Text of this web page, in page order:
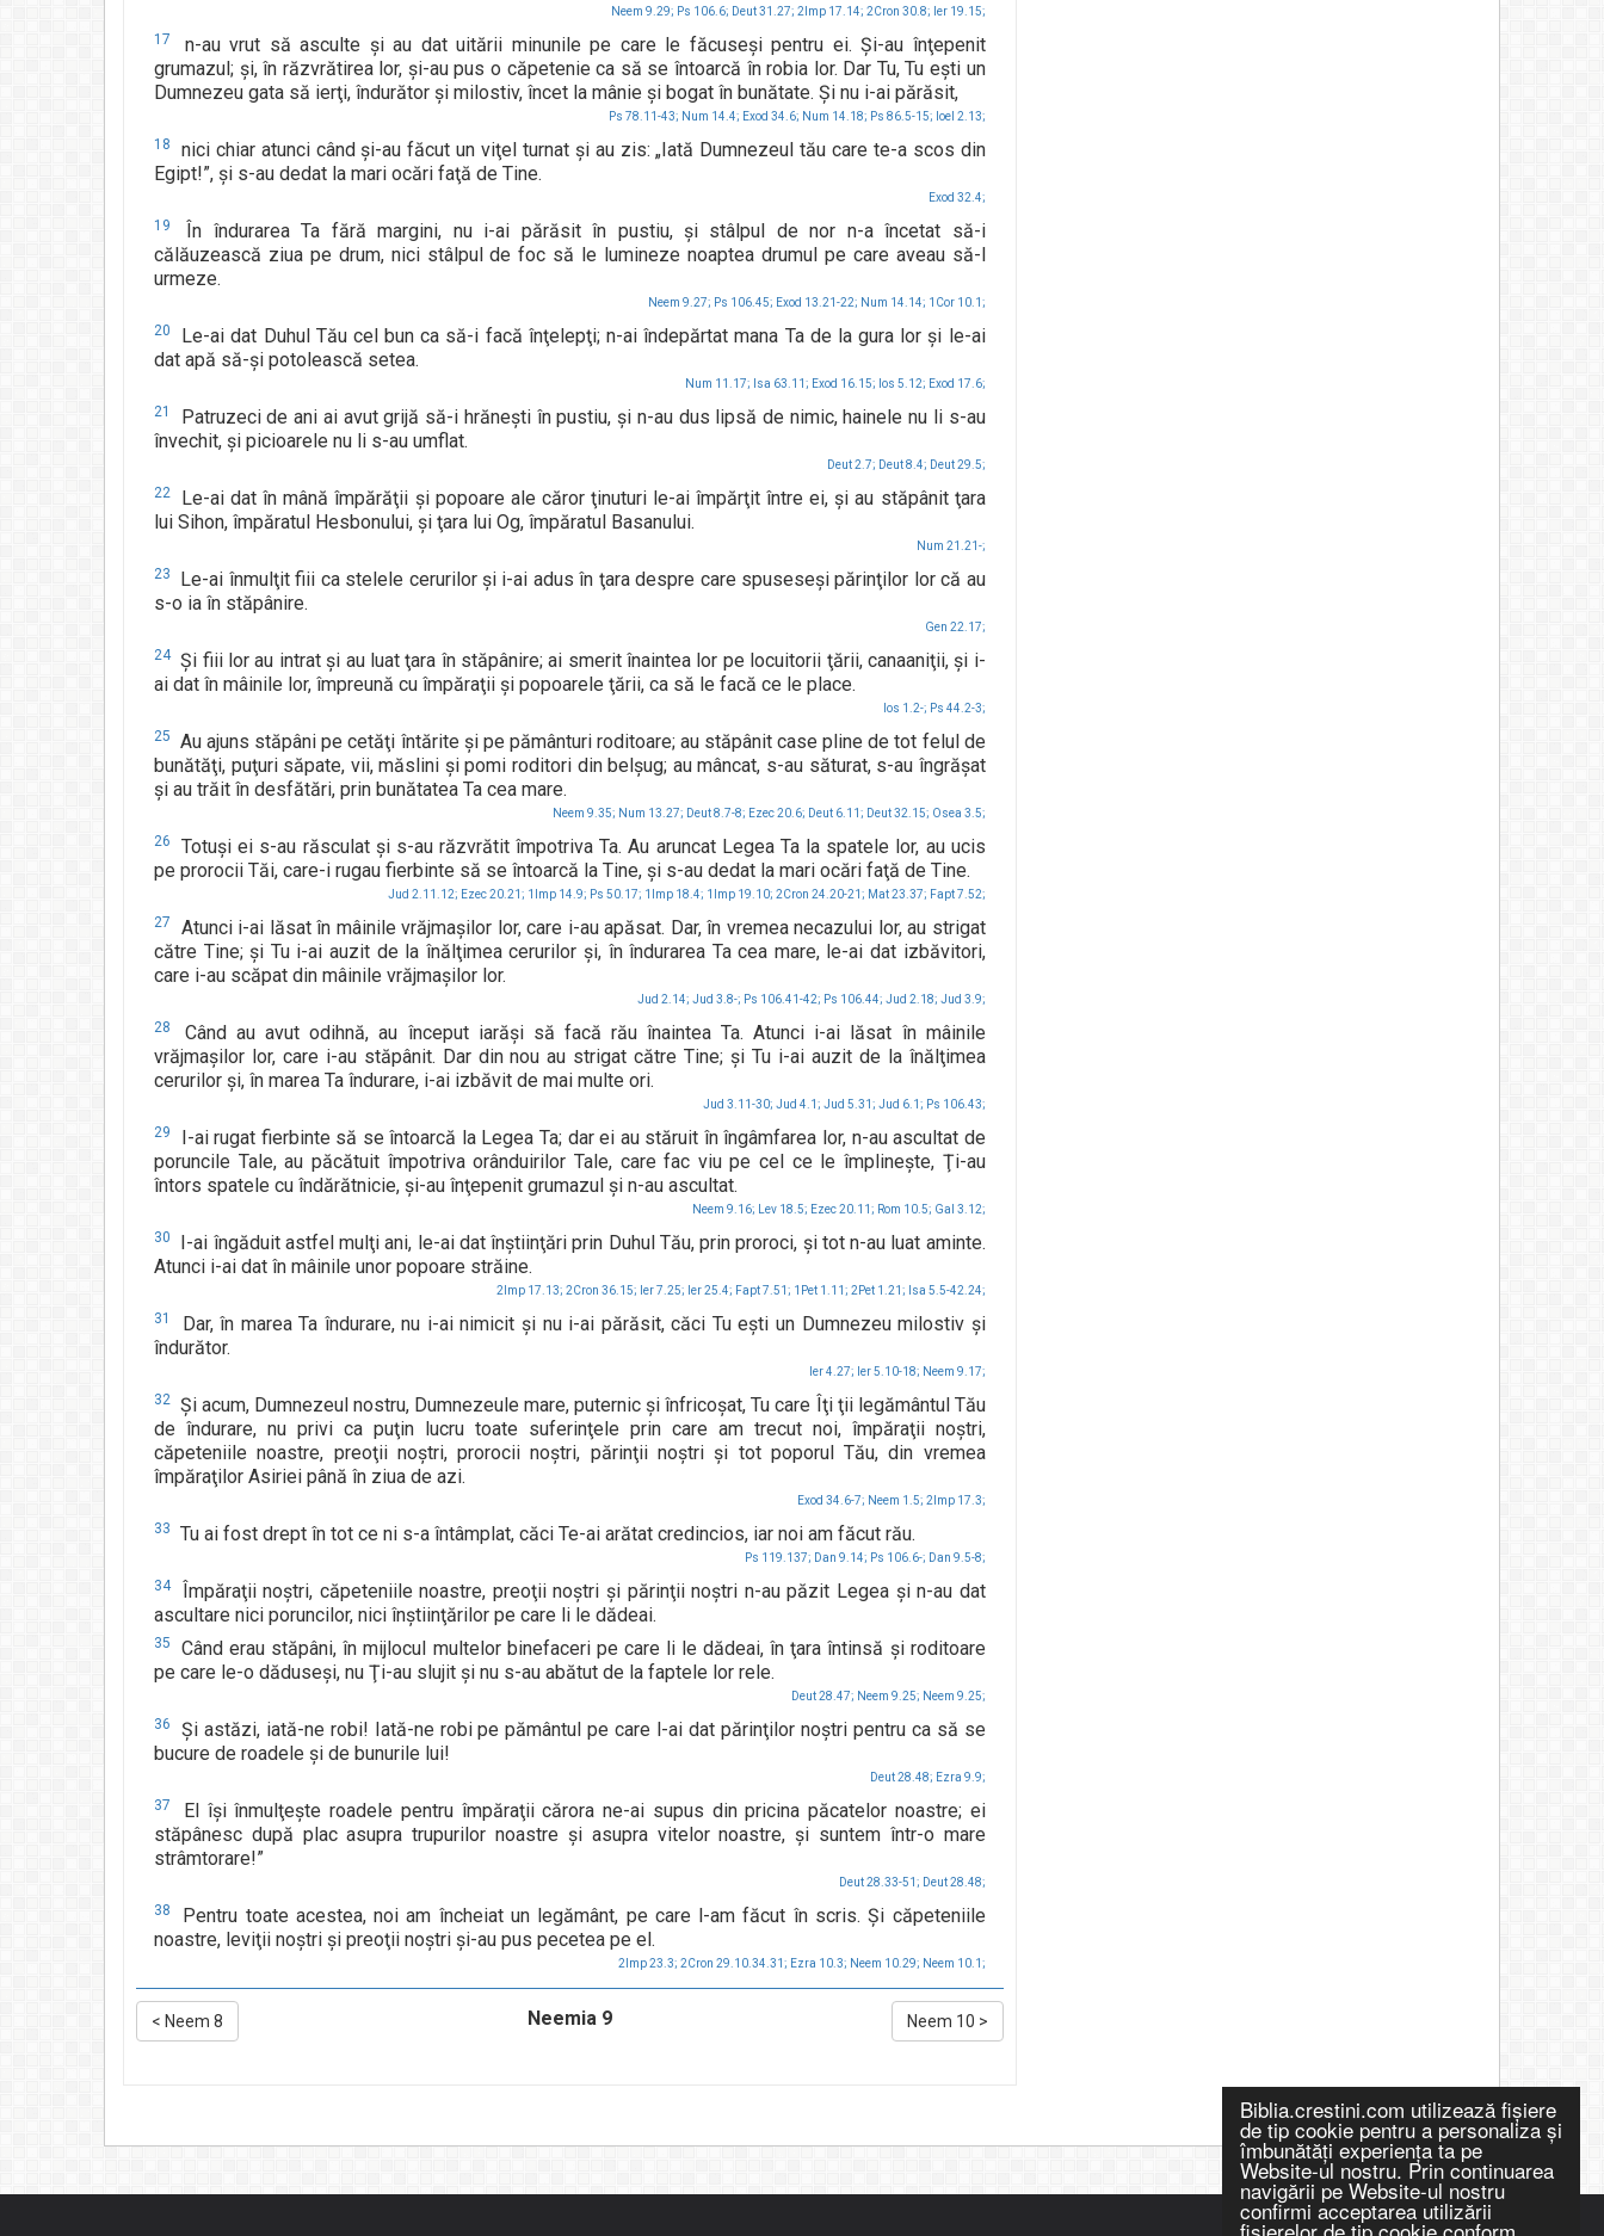
Biblia.crestini.com utilizează fişiere
de tip cookie pentru a personaliza și
îmbunătăți experiența ta pe
Website-ul nostru. Prin continuarea
navigării pe Website-ul nostru
confirmi acceptarea utilizării
Neem 9.29; Ps 106.6; Deut 31.27; 2Imp 17.14; 2Cron 30.8; Ier 19.15;
17
n-au vrut să asculte şi au dat uitării minunile pe care le făcuseşi pentru ei. Şi-au înţepenit
grumazul; şi, în răzvrătirea lor, şi-au pus o căpetenie ca să se întoarcă în robia lor. Dar Tu, Tu eşti un
Dumnezeu gata să ierţi, îndurător şi milostiv, încet la mânie şi bogat în bunătate. Şi nu i-ai părăsit,
Ps 78.11-43; Num 14.4; Exod 34.6; Num 14.18; Ps 86.5-15; Ioel 2.13;
18
nici chiar atunci când şi-au făcut un viţel turnat şi au zis: „Iată Dumnezeul tău care te-a scos din
Egipt!”, şi s-au dedat la mari ocări faţă de Tine.
Exod 32.4;
19
În îndurarea Ta fără margini, nu i-ai părăsit în pustiu, şi stâlpul de nor n-a încetat să-i
călăuzească ziua pe drum, nici stâlpul de foc să le lumineze noaptea drumul pe care aveau să-l
urmeze.
Neem 9.27; Ps 106.45; Exod 13.21-22; Num 14.14; 1Cor 10.1;
20
Le-ai dat Duhul Tău cel bun ca să-i facă înţelepţi; n-ai îndepărtat mana Ta de la gura lor şi le-ai
dat apă să-şi potolească setea.
Num 11.17; Isa 63.11; Exod 16.15; Ios 5.12; Exod 17.6;
21
Patruzeci de ani ai avut grijă să-i hrăneşti în pustiu, şi n-au dus lipsă de nimic, hainele nu li s-au
învechit, şi picioarele nu li s-au umflat.
Deut 2.7; Deut 8.4; Deut 29.5;
22
Le-ai dat în mână împărăţii şi popoare ale căror ţinuturi le-ai împărţit între ei, şi au stăpânit ţara
lui Sihon, împăratul Hesbonului, şi ţara lui Og, împăratul Basanului.
Num 21.21-;
23
Le-ai înmulţit fiii ca stelele cerurilor şi i-ai adus în ţara despre care spuseseşi părinţilor lor că au
s-o ia în stăpânire.
Gen 22.17;
24 Şi fiii lor au intrat şi au luat ţara în stăpânire; ai smerit înaintea lor pe locuitorii ţării, canaaniţii, şi i-
ai dat în mâinile lor, împreună cu împăraţii şi popoarele ţării, ca să le facă ce le place.
Ios 1.2-; Ps 44.2-3;
25
Au ajuns stăpâni pe cetăţi întărite şi pe pământuri roditoare; au stăpânit case pline de tot felul de
bunătăţi, puţuri săpate, vii, măslini şi pomi roditori din belşug; au mâncat, s-au săturat, s-au îngrăşat
şi au trăit în desfătări, prin bunătatea Ta cea mare.
Neem 9.35; Num 13.27; Deut 8.7-8; Ezec 20.6; Deut 6.11; Deut 32.15; Osea 3.5;
26
Totuşi ei s-au răsculat şi s-au răzvrătit împotriva Ta. Au aruncat Legea Ta la spatele lor, au ucis
pe prorocii Tăi, care-i rugau fierbinte să se întoarcă la Tine, şi s-au dedat la mari ocări faţă de Tine.
Jud 2.11.12; Ezec 20.21; 1Imp 14.9; Ps 50.17; 1Imp 18.4; 1Imp 19.10; 2Cron 24.20-21; Mat 23.37; Fapt 7.52;
27
Atunci i-ai lăsat în mâinile vrăjmaşilor lor, care i-au apăsat. Dar, în vremea necazului lor, au strigat
către Tine; şi Tu i-ai auzit de la înălţimea cerurilor şi, în îndurarea Ta cea mare, le-ai dat izbăvitori,
care i-au scăpat din mâinile vrăjmaşilor lor.
Jud 2.14; Jud 3.8-; Ps 106.41-42; Ps 106.44; Jud 2.18; Jud 3.9;
28
Când au avut odihnă, au început iarăşi să facă rău înaintea Ta. Atunci i-ai lăsat în mâinile
vrăjmaşilor lor, care i-au stăpânit. Dar din nou au strigat către Tine; şi Tu i-ai auzit de la înălţimea
cerurilor şi, în marea Ta îndurare, i-ai izbăvit de mai multe ori.
Jud 3.11-30; Jud 4.1; Jud 5.31; Jud 6.1; Ps 106.43;
29
I-ai rugat fierbinte să se întoarcă la Legea Ta; dar ei au stăruit în îngâmfarea lor, n-au ascultat de
poruncile Tale, au păcătuit împotriva orânduirilor Tale, care fac viu pe cel ce le împlineşte, Ţi-au
întors spatele cu îndărătnicie, şi-au înţepenit grumazul şi n-au ascultat.
Neem 9.16; Lev 18.5; Ezec 20.11; Rom 10.5; Gal 3.12;
30
I-ai îngăduit astfel mulţi ani, le-ai dat înştiinţări prin Duhul Tău, prin proroci, şi tot n-au luat aminte.
Atunci i-ai dat în mâinile unor popoare străine.
2Imp 17.13; 2Cron 36.15; Ier 7.25; Ier 25.4; Fapt 7.51; 1Pet 1.11; 2Pet 1.21; Isa 5.5-42.24;
31
Dar, în marea Ta îndurare, nu i-ai nimicit şi nu i-ai părăsit, căci Tu eşti un Dumnezeu milostiv şi
îndurător.
Ier 4.27; Ier 5.10-18; Neem 9.17;
32 Şi acum, Dumnezeul nostru, Dumnezeule mare, puternic şi înfricoşat, Tu care Îţi ţii legământul Tău
de îndurare, nu privi ca puţin lucru toate suferinţele prin care am trecut noi, împăraţii noştri,
căpeteniile noastre, preoţii noştri, prorocii noştri, părinţii noştri şi tot poporul Tău, din vremea
împăraţilor Asiriei până în ziua de azi.
Exod 34.6-7; Neem 1.5; 2Imp 17.3;
33 Tu ai fost drept în tot ce ni s-a întâmplat, căci Te-ai arătat credincios, iar noi am făcut rău.
Ps 119.137; Dan 9.14; Ps 106.6-; Dan 9.5-8;
34
Împăraţii noştri, căpeteniile noastre, preoţii noştri şi părinţii noştri n-au păzit Legea şi n-au dat
ascultare nici poruncilor, nici înştiinţărilor pe care li le dădeai.
35
Când erau stăpâni, în mijlocul multelor binefaceri pe care li le dădeai, în ţara întinsă şi roditoare
pe care le-o dăduseşi, nu Ţi-au slujit şi nu s-au abătut de la faptele lor rele.
Deut 28.47; Neem 9.25; Neem 9.25;
36
Şi astăzi, iată-ne robi! Iată-ne robi pe pământul pe care l-ai dat părinţilor noştri pentru ca să se
bucure de roadele şi de bunurile lui!
Deut 28.48; Ezra 9.9;
37
El îşi înmulţeşte roadele pentru împăraţii cărora ne-ai supus din pricina păcatelor noastre; ei
stăpânesc după plac asupra trupurilor noastre şi asupra vitelor noastre, şi suntem într-o mare
strâmtorare!”
Deut 28.33-51; Deut 28.48;
38
Pentru toate acestea, noi am încheiat un legământ, pe care l-am făcut în scris. Şi căpeteniile
noastre, leviţii noştri şi preoţii noştri şi-au pus pecetea pe el.
2Imp 23.3; 2Cron 29.10.34.31; Ezra 10.3; Neem 10.29; Neem 10.1;
< Neem 8 Neemia 9 Neem 10 >